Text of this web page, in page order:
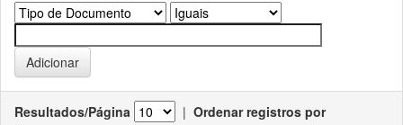
Resultados/Página | Ordenar registros por